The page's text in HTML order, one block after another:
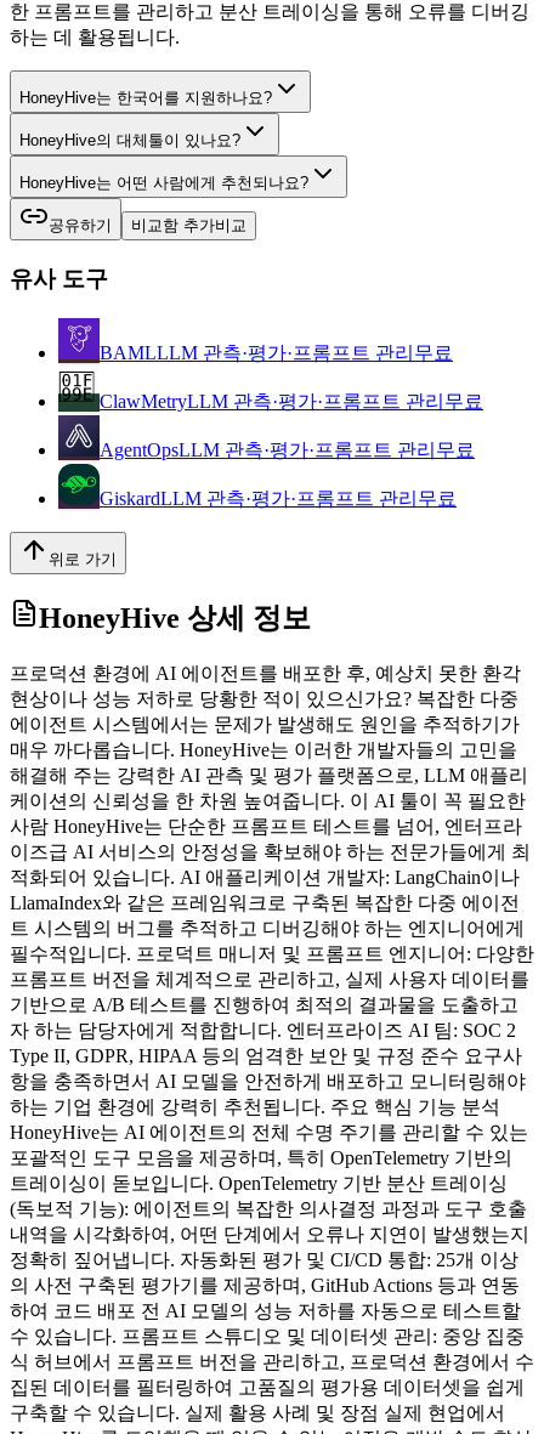
한 프롬프트를 관리하고 분산 트레이싱을 통해 오류를 디버깅
하는 데 활용됩니다.
HoneyHive는 한국어를 지원하나요?
HoneyHive의 대체툴이 있나요?
HoneyHive는 어떤 사람에게 추천되나요?
공유하기 비교함 추가비교
유사 도구
BAMLLLM 관측·평가·프롬프트 관리 무료
ClawMetryLLM 관측·평가·프롬프트 관리 무료
AgentOpsLLM 관측·평가·프롬프트 관리 무료
GiskardLLM 관측·평가·프롬프트 관리 무료
위로 가기
HoneyHive 상세 정보
프로덕션 환경에 AI 에이전트를 배포한 후, 예상치 못한 환각
현상이나 성능 저하로 당황한 적이 있으신가요? 복잡한 다중
에이전트 시스템에서는 문제가 발생해도 원인을 추적하기가
매우 까다롭습니다. HoneyHive는 이러한 개발자들의 고민을
해결해 주는 강력한 AI 관측 및 평가 플랫폼으로, LLM 애플리
케이션의 신뢰성을 한 차원 높여줍니다. 이 AI 툴이 꼭 필요한
사람 HoneyHive는 단순한 프롬프트 테스트를 넘어, 엔터프라
이즈급 AI 서비스의 안정성을 확보해야 하는 전문가들에게 최
적화되어 있습니다. AI 애플리케이션 개발자: LangChain이나
LlamaIndex와 같은 프레임워크로 구축된 복잡한 다중 에이전
트 시스템의 버그를 추적하고 디버깅해야 하는 엔지니어에게
필수적입니다. 프로덕트 매니저 및 프롬프트 엔지니어: 다양한
프롬프트 버전을 체계적으로 관리하고, 실제 사용자 데이터를
기반으로 A/B 테스트를 진행하여 최적의 결과물을 도출하고
자 하는 담당자에게 적합합니다. 엔터프라이즈 AI 팀: SOC 2
Type II, GDPR, HIPAA 등의 엄격한 보안 및 규정 준수 요구사
항을 충족하면서 AI 모델을 안전하게 배포하고 모니터링해야
하는 기업 환경에 강력히 추천됩니다. 주요 핵심 기능 분석
HoneyHive는 AI 에이전트의 전체 수명 주기를 관리할 수 있는
포괄적인 도구 모음을 제공하며, 특히 OpenTelemetry 기반의
트레이싱이 돋보입니다. OpenTelemetry 기반 분산 트레이싱
(독보적 기능): 에이전트의 복잡한 의사결정 과정과 도구 호출
내역을 시각화하여, 어떤 단계에서 오류나 지연이 발생했는지
정확히 짚어냅니다. 자동화된 평가 및 CI/CD 통합: 25개 이상
의 사전 구축된 평가기를 제공하며, GitHub Actions 등과 연동
하여 코드 배포 전 AI 모델의 성능 저하를 자동으로 테스트할
수 있습니다. 프롬프트 스튜디오 및 데이터셋 관리: 중앙 집중
식 허브에서 프롬프트 버전을 관리하고, 프로덕션 환경에서 수
집된 데이터를 필터링하여 고품질의 평가용 데이터셋을 쉽게
구축할 수 있습니다. 실제 활용 사례 및 장점 실제 현업에서